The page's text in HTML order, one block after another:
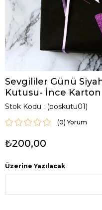
Sevgililer Günü
Kutusu- İnce
Stok Kodu (boskutu01)
(0)
₺200,00
Üzerine Yazılacak